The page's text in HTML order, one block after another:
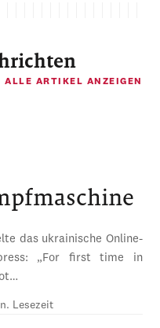
ALLE ARTIKEL ANZEIGEN
das ukrainische Online-
„For first time in
Lesezeit